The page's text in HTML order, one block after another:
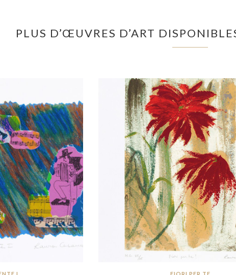
PLUS D’ŒUVRES D’ART
I FIORI PER TE